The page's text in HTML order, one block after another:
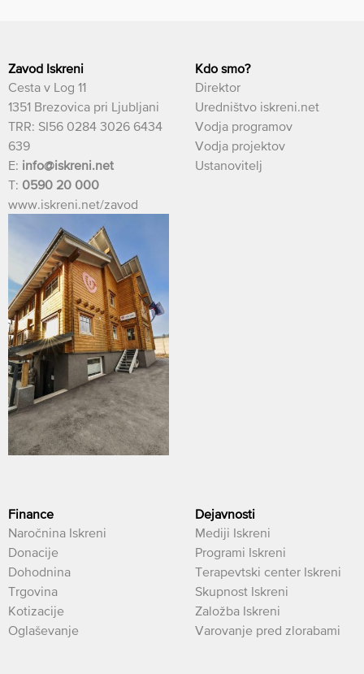
Zavod Iskreni
Cesta v Log 11
1351 Brezovica pri Ljubljani
TRR: SI56 0284 3026 6434
639
E: info@iskreni.net
T: 0590 20 000
www.iskreni.net/zavod
Kdo smo?
Direktor
Uredništvo iskreni.net
Vodja programov
Vodja projektov
Ustanovitelj
Finance
Naročnina Iskreni
Donacije
Dohodnina
Trgovina
Kotizacije
Oglaševanje
Dejavnosti
Mediji Iskreni
Programi Iskreni
Terapevtski center Iskreni
Skupnost Iskreni
Založba Iskreni
Varovanje pred zlorabami